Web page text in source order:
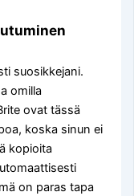
suosikkejani.
omilla
ovat tässä
koska sinun ei
kopioita
on paras tapa